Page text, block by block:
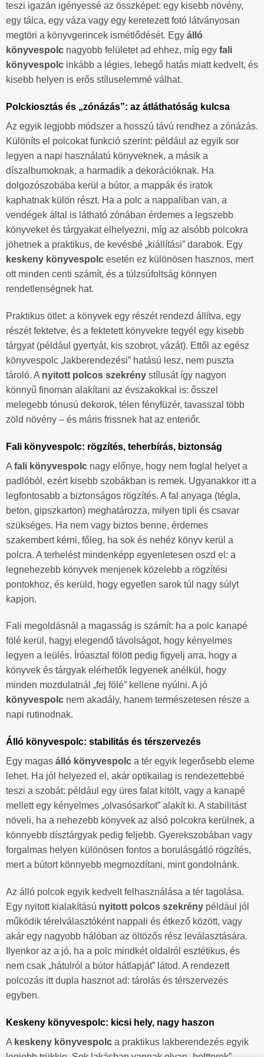
teszi igazán igényessé az összképet: egy kisebb növény,
egy tálca, egy váza vagy egy keretezett fotó látványosan
megtöri a könyvgerincek ismétlődését. Egy álló
könyvespolc nagyobb felületet ad ehhez, míg egy fali
könyvespolc inkább a légies, lebegő hatás miatt kedvelt, és
kisebb helyen is erős stíluselemmé válhat.
Polckiosztás és „zónázás”: az átláthatóság kulcsa
Az egyik legjobb módszer a hosszú távú rendhez a zónázás.
Különíts el polcokat funkció szerint: például az egyik sor
legyen a napi használatú könyveknek, a másik a
díszalbumoknak, a harmadik a dekorációknak. Ha
dolgozószobába kerül a bútor, a mappák és iratok
kaphatnak külön részt. Ha a polc a nappaliban van, a
vendégek által is látható zónában érdemes a legszebb
könyveket és tárgyakat elhelyezni, míg az alsóbb polcokra
jöhetnek a praktikus, de kevésbé „kiállítási” darabok. Egy
keskeny könyvespolc esetén ez különösen hasznos, mert
ott minden centi számít, és a túlzsúfoltság könnyen
rendetlenségnek hat.
Praktikus ötlet: a könyvek egy részét rendezd állítva, egy
részét fektetve, és a fektetett könyvekre tegyél egy kisebb
tárgyat (például gyertyát, kis szobrot, vázát). Ettől az egész
könyvespolc „lakberendezési” hatású lesz, nem puszta
tároló. A nyitott polcos szekrény stílusát így nagyon
könnyű finoman alakítani az évszakokkal is: ősszel
melegebb tónusú dekorok, télen fényfüzér, tavasszal több
zöld növény – és máris frissnek hat az enteriőr.
Fali könyvespolc: rögzítés, teherbírás, biztonság
A fali könyvespolc nagy előnye, hogy nem foglal helyet a
padlóból, ezért kisebb szobákban is remek. Ugyanakkor itt a
legfontosabb a biztonságos rögzítés. A fal anyaga (tégla,
beton, gipszkarton) meghatározza, milyen tipli és csavar
szükséges. Ha nem vagy biztos benne, érdemes
szakembert kérni, főleg, ha sok és nehéz könyv kerül a
polcra. A terhelést mindenképp egyenletesen oszd el: a
legnehezebb könyvek menjenek közelebb a rögzítési
pontokhoz, és kerüld, hogy egyetlen sarok túl nagy súlyt
kapjon.
Fali megoldásnál a magasság is számít: ha a polc kanapé
fölé kerül, hagyj elegendő távolságot, hogy kényelmes
legyen a leülés. Íróasztal fölött pedig figyelj arra, hogy a
könyvek és tárgyak elérhetők legyenek anélkül, hogy
minden mozdulatnál „fej fölé” kellene nyúlni. A jó
könyvespolc nem akadály, hanem természetesen része a
napi rutinodnak.
Álló könyvespolc: stabilitás és térszervezés
Egy magas álló könyvespolc a tér egyik legerősebb eleme
lehet. Ha jól helyezed el, akár optikailag is rendezettebbé
teszi a szobát: például egy üres falat kitölt, vagy a kanapé
mellett egy kényelmes „olvasósarkot” alakít ki. A stabilitást
növeli, ha a nehezebb könyvek az alsó polcokra kerülnek, a
könnyebb dísztárgyak pedig feljebb. Gyerekszobában vagy
forgalmas helyen különösen fontos a borulásgátló rögzítés,
mert a bútort könnyebb megmozdítani, mint gondolnánk.
Az álló polcok egyik kedvelt felhasználása a tér tagolása.
Egy nyitott kialakítású nyitott polcos szekrény például jól
működik térelválasztóként nappali és étkező között, vagy
akár egy nagyobb hálóban az öltözős rész leválasztására.
Ilyenkor az a jó, ha a polc mindkét oldalról esztétikus, és
nem csak „hátulról a bútor hátlapját” látod. A rendezett
polcozás itt dupla hasznot ad: tárolás és térszervezés
egyben.
Keskeny könyvespolc: kicsi hely, nagy haszon
A keskeny könyvespolc a praktikus lakberendezés egyik